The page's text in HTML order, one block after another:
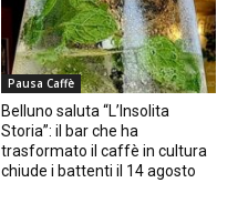
Pausa Caffè
Belluno saluta “L’Insolita
Storia”: il bar che ha
trasformato il caffè in cultura
chiude i battenti il 14 agosto